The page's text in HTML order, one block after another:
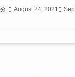
August 24, 2021